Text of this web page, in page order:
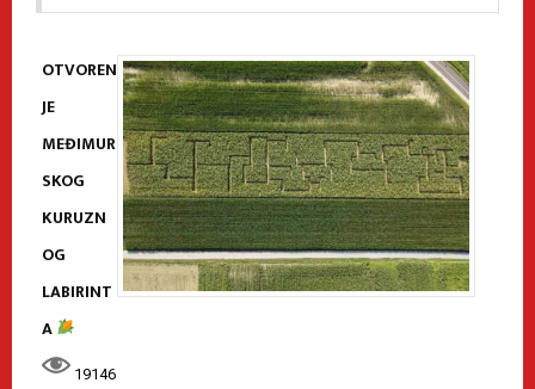
OTVOREN
JE
MEĐIMUR
SKOG
KURUZN
OG
LABIRINT
A
19146